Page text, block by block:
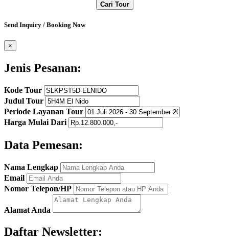
Cari Tour
Send Inquiry / Booking Now
×
Jenis Pesanan:
Kode Tour
Judul Tour
Periode Layanan Tour
Harga Mulai Dari
Data Pemesan:
Nama Lengkap
Email
Nomor Telepon/HP
Alamat Anda
Daftar Newsletter: